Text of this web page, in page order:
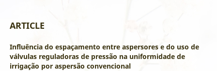
ARTICLE
Influência do espaçamento entre aspersores e do uso de
válvulas reguladoras de pressão na uniformidade de
irrigação por aspersão convencional